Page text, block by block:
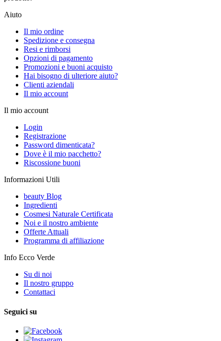
Aiuto
Il mio ordine
Spedizione e consegna
Resi e rimborsi
Opzioni di pagamento
Promozioni e buoni acquisto
Hai bisogno di ulteriore aiuto?
Clienti aziendali
Il mio account
Il mio account
Login
Registrazione
Password dimenticata?
Dove è il mio pacchetto?
Riscossione buoni
Informazioni Utili
beauty Blog
Ingredienti
Cosmesi Naturale Certificata
Noi e il nostro ambiente
Offerte Attuali
Programma di affiliazione
Info Ecco Verde
Su di noi
Il nostro gruppo
Contattaci
Seguici su